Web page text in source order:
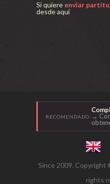
Si quiere enviar
desde aquí
RECOMENDADO: →
Since 2009. Copyright
rights